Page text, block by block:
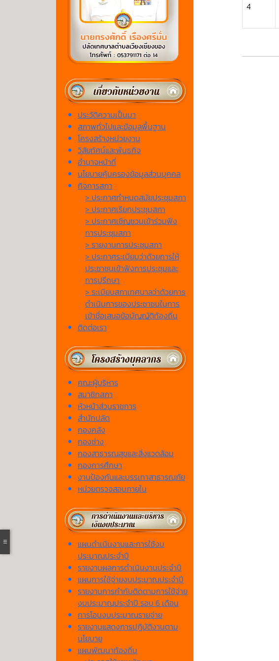
ประวัติความเป็นมา
สภาพทั่วไปและข้อมูลพื้นฐาน
โครงสร้างหน่วยงาน
วิสัยทัศน์และพันธกิจ
อำนาจหน้าที่
นโยบายคุ้มครองข้อมูลส่วนบุคคล
กิจการสภา
> ประกาศกำหนดสมัยประชุมสภา
> ประกาศเรียกประชุมสภา
> ประกาศเชิญชวนเข้าร่วมฟัง
การประชุมสภา
> รายงานการประชุมสภา
> ประกาศระเบียบว่าด้วยการให้
ประชาชนเข้าฟังการประชุมและ
การปรึกษา
> ระเบียบสภาเทศบาลว่าด้วยการ
ดำเนินการของประชาชนในการ
เข้าชื่อเสนอข้อบัญญัติท้องถิ่น
ติดต่อเรา
คณะผู้บริหาร
สมาชิกสภา
หัวหน้าส่วนราชการ
สำนักปลัด
กองคลัง
กองช่าง
กองสาธารณสุขและสิ่งแวดล้อม
กองการศึกษา
งานป้องกันและบรรเทาสาธารณภัย
หน่วยตรวจสอบภายใน
แผนดำเนินงานและการใช้งบ
ประมาณประจำปี
รายงานผลการดำเนินงานประจำปี
แผนการใช้จ่ายงบประมาณประจำปี
รายงานการกำกับติดตามการใช้จ่าย
งบประมาณประจำปี รอบ 6 เดือน
การโอนงบประมาณรายจ่าย
รายงานแสดงการปฏิบัติงานตาม
นโยบาย
แผนพัฒนาท้องถิ่น
4